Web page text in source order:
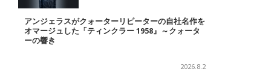
アンジェラスがクォーターリピーターの自社名作を
オマージュした「ティンクラー 1958』～クォータ
ーの響き
2026.8.2